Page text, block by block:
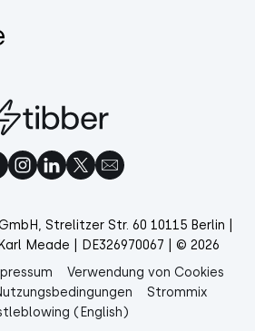
Strelitzer Str. 60 10115 Berlin |
Meade | DE326970067 | © 2026
Verwendung von Cookies
Strommix
(English)